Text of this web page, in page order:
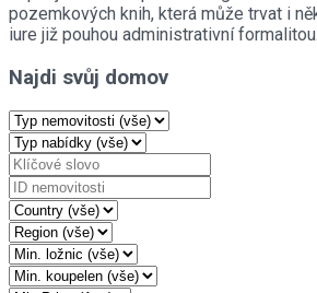
pozemkových knih, která může trvat i
iure již pouhou administrativní formalitou.
Najdi svůj domov